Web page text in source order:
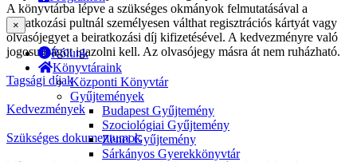
A könyvtárba lépve a szükséges okmányok felmutatásával a
beiratkozási pultnál személyesen válthat regisztrációs kártyát vagy
olvasójegyet a beiratkozási díj kifizetésével. A kedvezményre való
jogosultságot igazolni kell. Az olvasójegy másra át nem ruházható.
Tagsági díjak
Kedvezmények
Szükséges dokumentumok
×
Rólunk
Könyvtáraink
Központi Könyvtár
Gyűjtemények
Budapest Gyűjtemény
Szociológiai Gyűjtemény
Zenei Gyűjtemény
Sárkányos Gyerekkönyvtár